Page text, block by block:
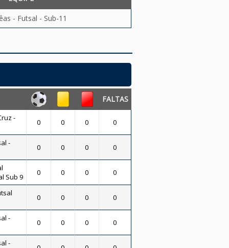
- Futsal - Sub-11
FALTAS
-
0 0 0 0
-
0 0 0 0
Sub 9
0 0 0 0
0 0 0 0
-
0 0 0 0
-